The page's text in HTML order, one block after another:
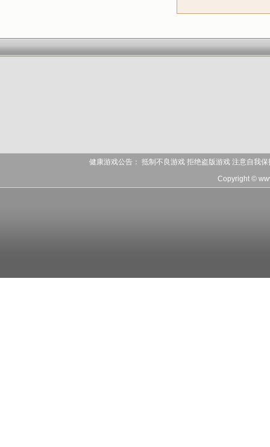
健康游戏公告： 抵制不良游戏 拒绝盗版游戏 注意自我
Copyright ©